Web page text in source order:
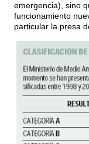
emergencia), sino
funcionamiento
particular la presa